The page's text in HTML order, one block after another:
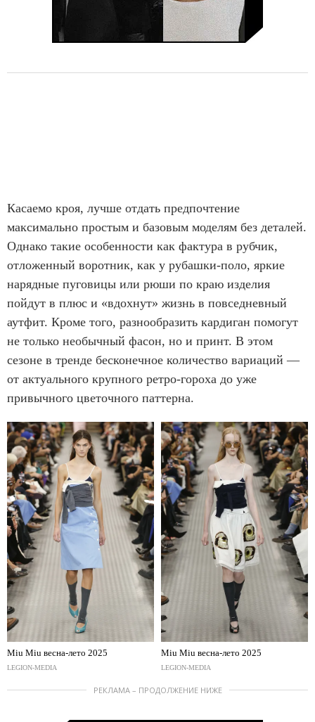
Касаемо кроя, лучше отдать предпочтение
максимально простым и базовым моделям без деталей.
Однако такие особенности как фактура в рубчик,
отложенный воротник, как у рубашки-поло, яркие
нарядные пуговицы или рюши по краю изделия
пойдут в плюс и «вдохнут» жизнь в повседневный
аутфит. Кроме того, разнообразить кардиган помогут
не только необычный фасон, но и принт. В этом
сезоне в тренде бесконечное количество вариаций —
от актуального крупного ретро-гороха до уже
привычного цветочного паттерна.
Miu Miu весна-лето 2025
LEGION-MEDIA
Miu Miu весна-лето 2025
LEGION-MEDIA
РЕКЛАМА – ПРОДОЛЖЕНИЕ НИЖЕ